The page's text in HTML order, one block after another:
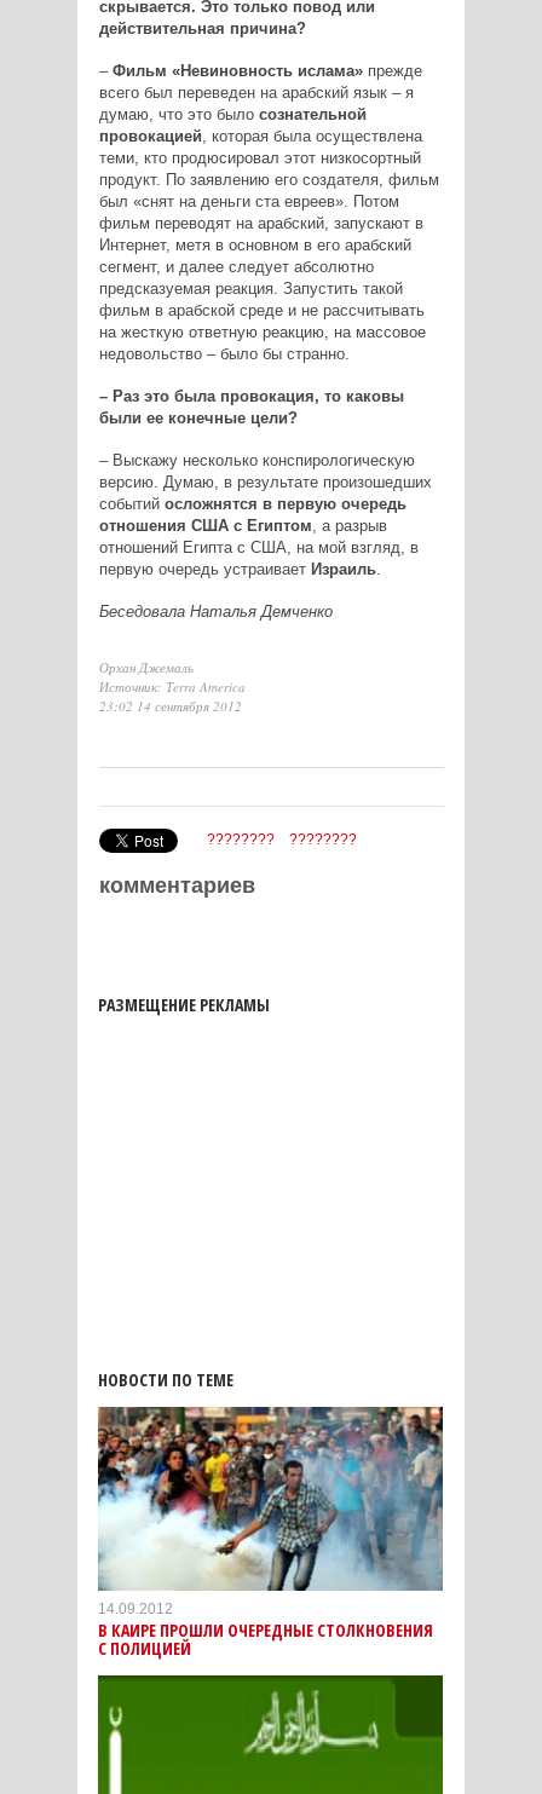
скрывается. Это только повод или
действительная причина?
– Фильм «Невиновность ислама»прежде
всего был переведен на арабский язык – я
думаю, что это было сознательной
провокацией , которая была осуществлена
теми, кто продюсировал этот низкосортный
продукт. По заявлению его создателя, фильм
был «снят на деньги ста евреев». Потом
фильм переводят на арабский, запускают в
Интернет, метя в основном в его арабский
сегмент, и далее следует абсолютно
предсказуемая реакция. Запустить такой
фильм в арабской среде и не рассчитывать
на жесткую ответную реакцию, на массовое
недовольство – было бы странно.
– Раз это была провокация, то каковы
были ее конечные цели?
– Выскажу несколько конспирологическую
версию. Думаю, в результате произошедших
событий осложнятся в первую очередь
отношения США с Египтом , а разрыв
отношений Египта с США, на мой взгляд, в
первую очередь устраивает Израиль.
Беседовала Наталья Демченко
Орхан Джемаль
Источник: Тerra America
23:02 14 сентября 2012
???????? ????????
комментариев
РАЗМЕЩЕНИЕ РЕКЛАМЫ
НОВОСТИ ПО ТЕМЕ
14.09.2012
В КАИРЕ ПРОШЛИ ОЧЕРЕДНЫЕ СТОЛКНОВЕНИЯ
С ПОЛИЦИЕЙ